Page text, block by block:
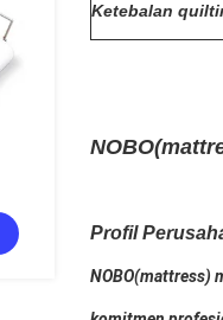
Ketebalan
Profil
NOBO(mattress)